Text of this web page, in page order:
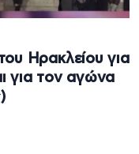
Ηρακλείου για
για τον αγώνα